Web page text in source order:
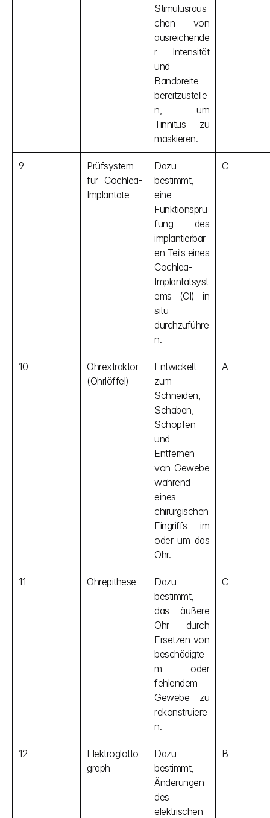
Stimulusraus
chen von
ausreichende
r Intensität
und
Bandbreite
bereitzustelle
n, um
Tinnitus zu
maskieren.
9
Prüfsystem
für Cochlea-
Implantate
Dazu
bestimmt,
eine
Funktionsprü
fung des
implantierbar
en Teils eines
Cochlea-
Implantatsyst
ems (CI) in
situ
durchzuführe
n.
C
10
Ohrextraktor
(Ohrlöffel)
Entwickelt
zum
Schneiden,
Schaben,
Schöpfen
und
Entfernen
von Gewebe
während
eines
chirurgischen
Eingriffs im
oder um das
Ohr.
A
11 Ohrepithese
Dazu
bestimmt,
das äußere
Ohr durch
Ersetzen von
beschädigte
m oder
fehlendem
Gewebe zu
rekonstruiere
n.
C
12
Elektroglotto
graph
Dazu
bestimmt,
Änderungen
des
elektrischen
B